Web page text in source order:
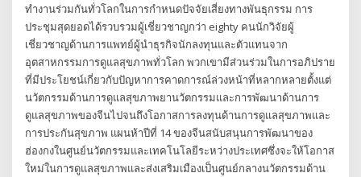
ทำงานร่วมกันทั่วโลกในการกำหนดปัจจัยเสี่ยงทางพันธุกรรม การ
ประชุมสุดยอดได้รวบรวมผู้เชี่ยวชาญกว่า eighty คนนักวิจัยผู้
เชี่ยวชาญด้านการแพทย์ผู้นำธุรกิจนักลงทุนและตัวแทนจาก
อุตสาหกรรมการดูแลสุขภาพทั่วโลก พวกเขามีส่วนร่วมในการอภิปราย
ที่มีประโยชน์เกี่ยวกับปัญหาการคาดการณ์ล่วงหน้าที่หลากหลายตั้งแต่
นวัตกรรมด้านการดูแลสุขภาพยานวัตกรรมและการพัฒนาด้านการ
ดูแลสุขภาพของจีนไปจนถึงโอกาสการลงทุนด้านการดูแลสุขภาพและ
การประกันสุขภาพ แผนห้าปีที่ 14 ของจีนสนับสนุนการพัฒนาของ
ฮ่องกงในศูนย์นวัตกรรมและเทคโนโลยีระหว่างประเทศซึ่งจะให้โอกาส
ใหม่ในการดูแลสุขภาพและส่งเสริมเมืองเป็นศูนย์กลางนวัตกรรมด้าน